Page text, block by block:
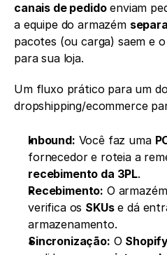
canais de pedido enviam
a equipe do armazém
pacotes (ou carga) saem e o
para sua loja.
Um fluxo prático para um
dropshipping/ecommerce
Inbound: Você faz uma
fornecedor e roteia a
recebimento da 3PL.
Recebimento: O armazém
verifica os SKUs e dá
armazenamento.
Sincronização: O